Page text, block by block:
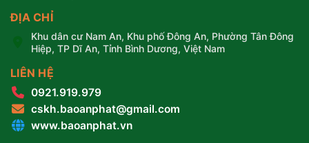
ĐỊA CHỈ
Khu dân cư Nam An, Khu phố Đông An, Phường Tân Đông
Hiệp, TP Dĩ An, Tỉnh Bình Dương, Việt Nam
LIÊN HỆ
0921.919.979
cskh.baoanphat@gmail.com
www.baoanphat.vn